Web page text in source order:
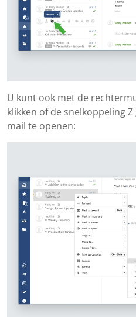
U kunt ook met de
klikken of de snelkoppeling
mail te openen: